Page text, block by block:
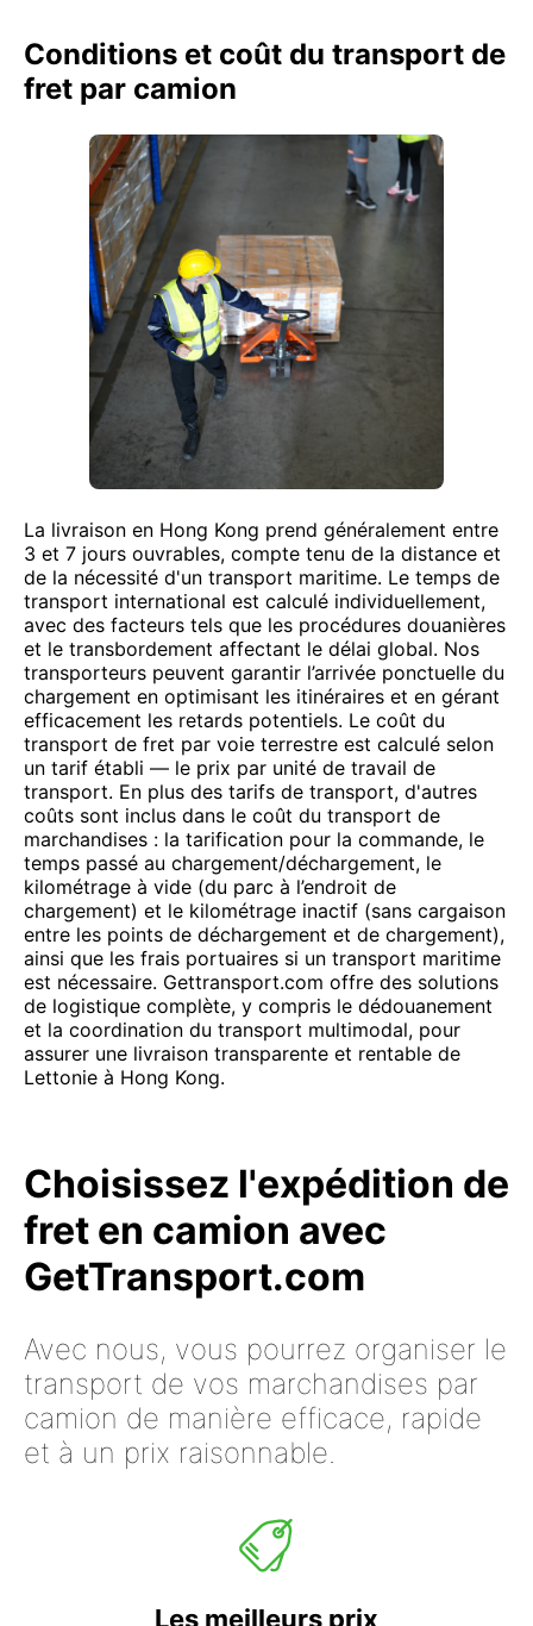
Conditions et coût du transport de
fret par camion
La livraison en Hong Kong prend généralement entre
3 et 7 jours ouvrables, compte tenu de la distance et
de la nécessité d'un transport maritime. Le temps de
transport international est calculé individuellement,
avec des facteurs tels que les procédures douanières
et le transbordement affectant le délai global. Nos
transporteurs peuvent garantir l’arrivée ponctuelle du
chargement en optimisant les itinéraires et en gérant
efficacement les retards potentiels. Le coût du
transport de fret par voie terrestre est calculé selon
un tarif établi — le prix par unité de travail de
transport. En plus des tarifs de transport, d'autres
coûts sont inclus dans le coût du transport de
marchandises : la tarification pour la commande, le
temps passé au chargement/déchargement, le
kilométrage à vide (du parc à l’endroit de
chargement) et le kilométrage inactif (sans cargaison
entre les points de déchargement et de chargement),
ainsi que les frais portuaires si un transport maritime
est nécessaire. Gettransport.com offre des solutions
de logistique complète, y compris le dédouanement
et la coordination du transport multimodal, pour
assurer une livraison transparente et rentable de
Lettonie à Hong Kong.
Choisissez l'expédition de
fret en camion avec
GetTransport.com
Avec nous, vous pourrez organiser le
transport de vos marchandises par
camion de manière efficace, rapide
et à un prix raisonnable.
Les meilleurs prix